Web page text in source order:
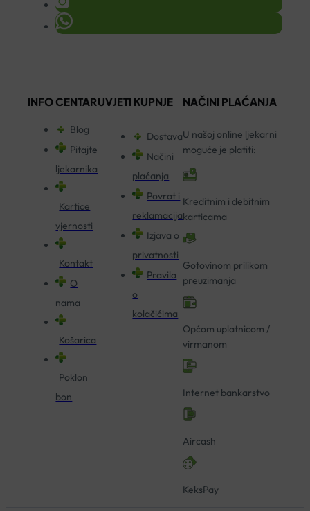
INFO CENTAR
Blog
Pitajte
ljekarnika
Kartice
vjernosti
Kontakt
O
nama
Košarica
Poklon
bon
UVJETI KUPNJE
Dostava
Načini
plaćanja
Povrat i
reklamacija
Izjava o
privatnosti
Pravila
o
kolačićima
NAČINI PLAĆANJA
U našoj online ljekarni
moguće je platiti:
Kreditnim i debitnim
karticama
Gotovinom prilikom
preuzimanja
Općom uplatnicom /
virmanom
Internet bankarstvo
Aircash
KeksPay